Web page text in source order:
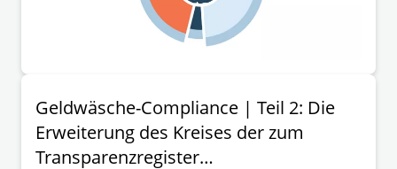
Geldwäsche-Compliance | Teil 2: Die
Erweiterung des Kreises der zum
Transparenzregister